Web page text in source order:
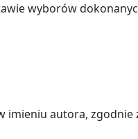
wyborów
imieniu autora, zgodnie